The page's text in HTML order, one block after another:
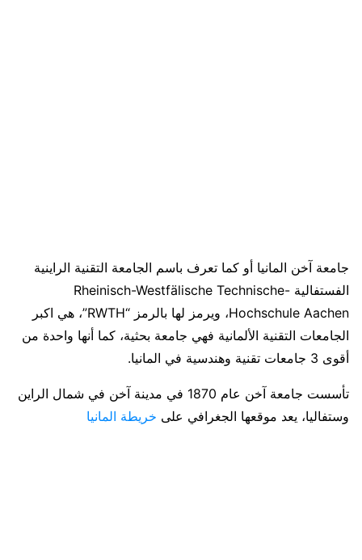
جامعة آخن المانيا أو كما تعرف باسم الجامعة التقنية الراينية
الفستفالية -Rheinisch-Westfälische Technische
Hochschule Aachen، ويرمز لها بالرمز “RWTH”، هي اكبر
الجامعات التقنية الألمانية فهي جامعة بحثية، كما أنها واحدة من
أقوى 3 جامعات تقنية وهندسية في المانيا.
تأسست جامعة آخن عام 1870 في مدينة آخن في شمال الراين
وستفاليا، يعد موقعها الجغرافي على خريطة المانيا